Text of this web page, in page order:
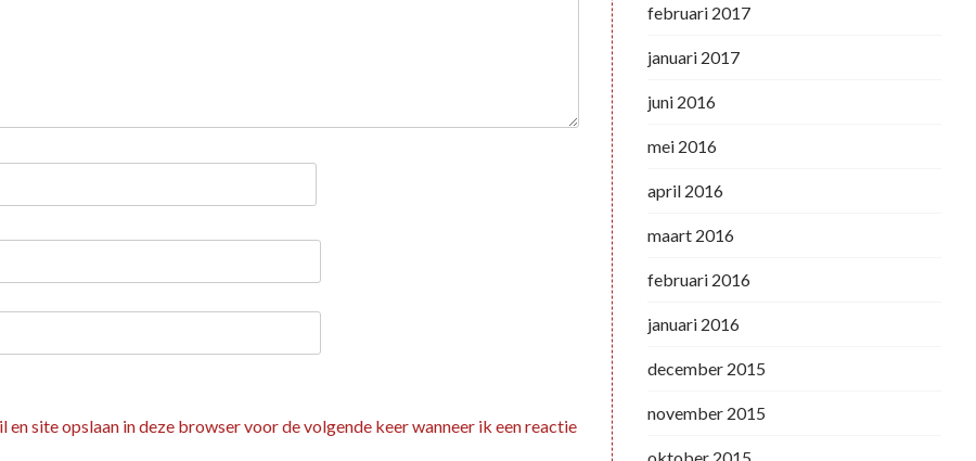
en site opslaan in deze browser voor de volgende keer wanneer ik een reactie
februari 2017
januari 2017
juni 2016
mei 2016
april 2016
maart 2016
februari 2016
januari 2016
december 2015
november 2015
oktober 2015